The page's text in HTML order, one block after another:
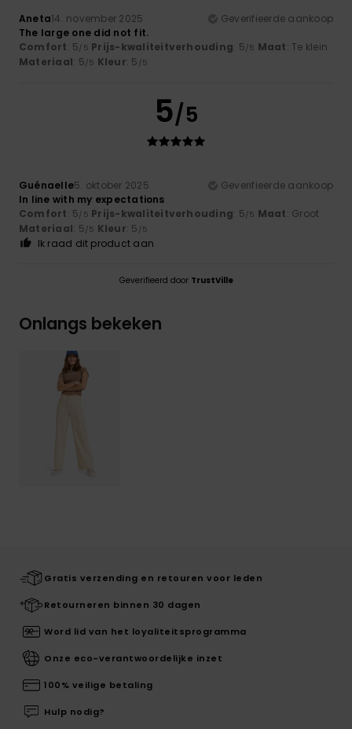
Aneta14. november 2025
Geverifieerde aankoop
The large one did not fit.
Comfort: 5/5 Prijs-kwaliteitverhouding: 5/5 Maat: Te klein
Materiaal: 5/5 Kleur: 5 /5
5/5
Guénaelle5. oktober 2025
Geverifieerde aankoop
In line with my expectations
Comfort: 5/5 Prijs-kwaliteitverhouding: 5/5 Maat: Groot
Materiaal: 5/5 Kleur: 5 /5
Ik raad dit product aan
Geverifieerd door TrustVille
Onlangs bekeken
Gratis verzending en retouren voor leden
Retourneren binnen 30 dagen
Word lid van het loyaliteitsprogramma
Onze eco-verantwoordelijke inzet
100% veilige betaling
Hulp nodig?